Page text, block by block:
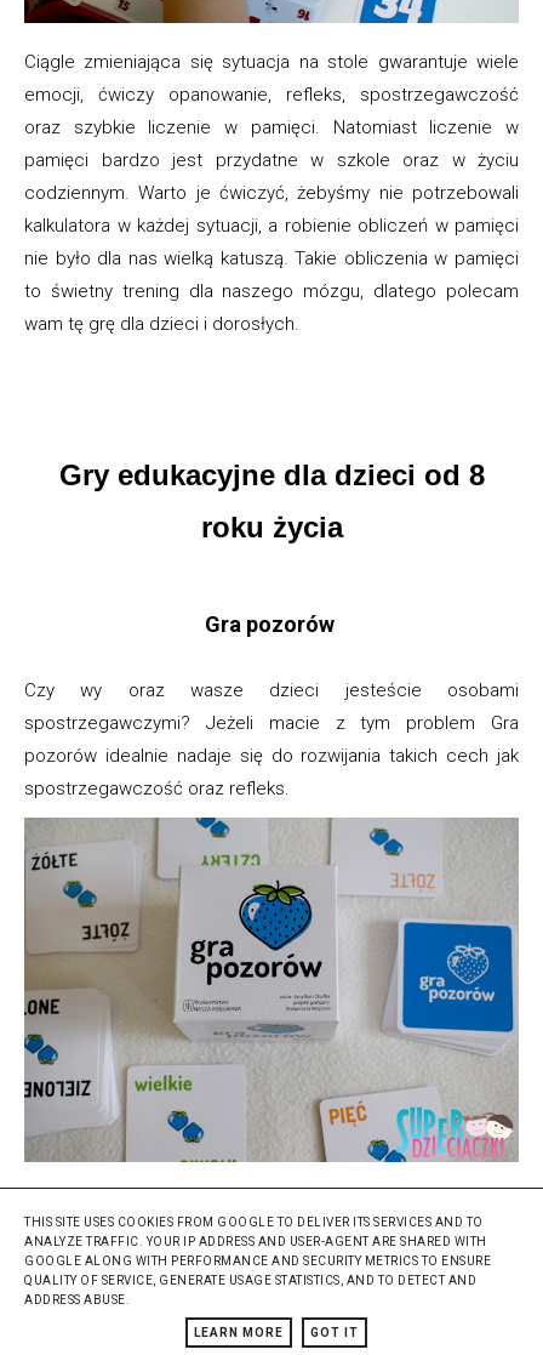
Ciągle zmieniająca się sytuacja na stole gwarantuje wiele
emocji, ćwiczy opanowanie, refleks, spostrzegawczość
oraz szybkie liczenie w pamięci. Natomiast liczenie w
pamięci bardzo jest przydatne w szkole oraz w życiu
codziennym. Warto je ćwiczyć, żebyśmy nie potrzebowali
kalkulatora w każdej sytuacji, a robienie obliczeń w pamięci
nie było dla nas wielką katuszą. Takie obliczenia w pamięci
to świetny trening dla naszego mózgu, dlatego polecam
wam tę grę dla dzieci i dorosłych.
Gry edukacyjne dla dzieci od 8
roku życia
Gra pozorów
Czy wy oraz wasze dzieci jesteście osobami
spostrzegawczymi? Jeżeli macie z tym problem Gra
pozorów idealnie nadaje się do rozwijania takich cech jak
spostrzegawczość oraz refleks.
Gra pozorów kojarzy mi się z pewną grą karcianą z mojego
dzieciństwa. Jest to szybka gra karciana, w której tak jak
wcześniej wspomniałam refleks i spostrzegawczość to podstawa.
THIS SITE USES COOKIES FROM GOOGLE TO DELIVER ITS SERVICES AND TO
ANALYZE TRAFFIC. YOUR IP ADDRESS AND USER-AGENT ARE SHARED WITH
GOOGLE ALONG WITH PERFORMANCE AND SECURITY METRICS TO ENSURE
QUALITY OF SERVICE, GENERATE USAGE STATISTICS, AND TO DETECT AND
ADDRESS ABUSE.
LEARN MORE GOT IT